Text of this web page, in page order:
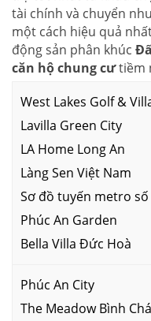
tài chính và chuyển
một cách hiệu quả
động sản phân khúc
căn hộ chung cưtiềm
West Lakes Golf &
Lavilla Green City
LA Home Long An
Làng Sen Việt Nam
Sơ đồ tuyến metro số
Phúc An Garden
Bella Villa Đức Hoà
Phúc An City
The Meadow Bình